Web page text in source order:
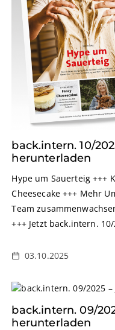
back.intern. 10/
herunterladen
Hype um Sauerteig +++
Cheesecake +++ Mehr
Team
+++ Jetzt back.intern.
03.10.2025
back.intern. 09/
herunterladen